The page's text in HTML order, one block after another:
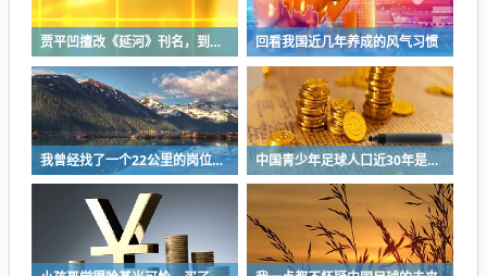
贾平凹擅改《延河》刊名，到底错在哪里？这三点才是问题的关键 回看我国近几年养成的风气习惯
我曾经找了一个22公里的岗位，坚持了2个星期就坚持不下去了 中国青少年足球人口近30年是断崖式下降